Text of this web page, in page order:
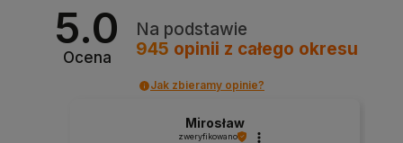
5.0
Ocena
Na podstawie
945 opinii z całego okresu
Jak zbieramy opinie?
Mirosław
zweryfikowano